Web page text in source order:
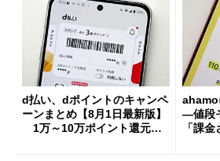
d払い、dポイントのキャンペ
ーンまとめ【8月1日最新版】
1万～10万ポイント還元の
―値段
「課